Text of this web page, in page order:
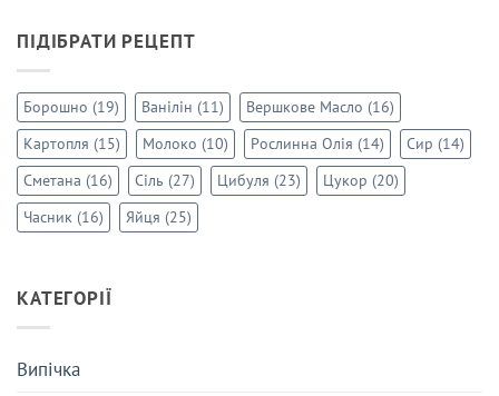
ПІДІБРАТИ РЕЦЕПТ
Борошно (19) Ванілін (11) Вершкове Масло (16)
Картопля (15) Молоко (10) Рослинна Олія (14) Сир (14)
Сметана (16) Сіль (27) Цибуля (23) Цукор (20)
Часник (16) Яйця (25)
КАТЕГОРІЇ
Випічка